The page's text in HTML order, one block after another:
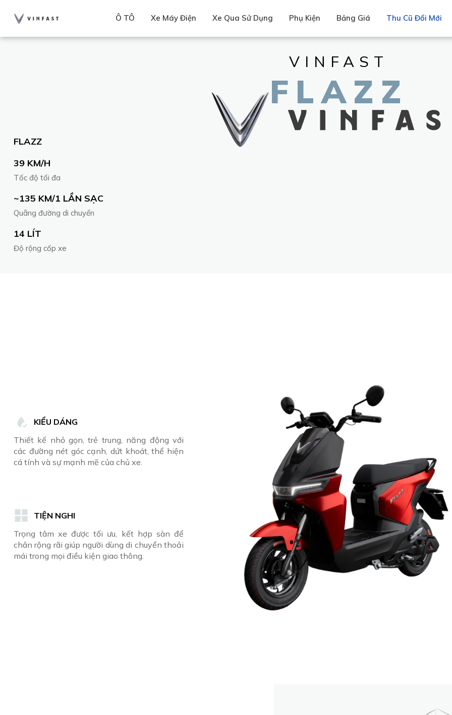
Ô TÔ Xe Máy Điện Xe Qua Sử Dụng Phụ Kiện Bảng Giá Thu Cũ Đổi Mới
VINFAST
FLAZZ
FLAZZ
39 KM/H
Tốc độ tối đa
~135 KM/1 LẦN SẠC
Quãng đường di chuyển
14 LÍT
Độ rộng cốp xe
KIỂU DÁNG
Thiết kế nhỏ gọn, trẻ trung, năng động với
các đường nét góc cạnh, dứt khoát, thể hiện
cá tính và sự mạnh mẽ của chủ xe.
TIỆN NGHI
Trọng tâm xe được tối ưu, kết hợp sàn để
chân rộng rãi giúp người dùng di chuyển thoải
mái trong mọi điều kiện giao thông.